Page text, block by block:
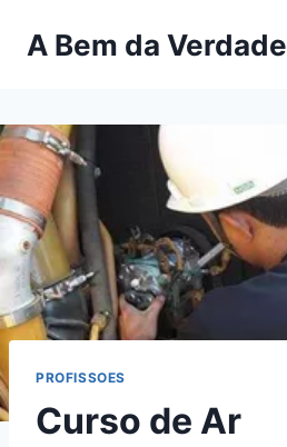
paraA Bem da Verdade
PROFISSOES
Curso de Ar